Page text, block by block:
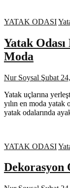
YATAK ODASI
Yatak
Moda
Nur Soysal Şubat
Yatak uçlarına
yılın en moda yatak
yatak odalarında
YATAK ODASI
Dekorasyon